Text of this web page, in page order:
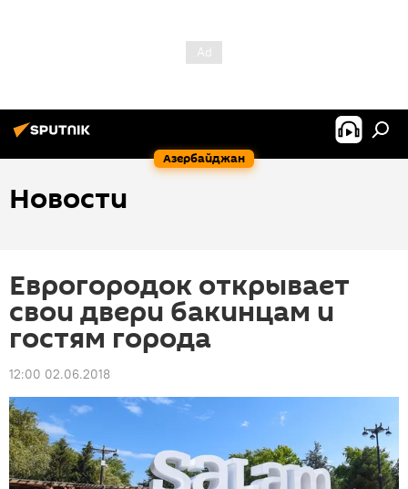
Азербайджан
Новости
Еврогородок открывает
свои двери бакинцам и
гостям города
12:00 02.06.2018